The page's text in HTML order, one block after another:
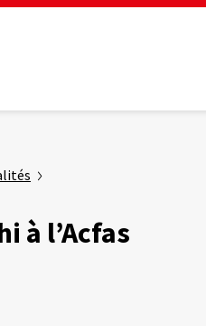
à l’Acfas